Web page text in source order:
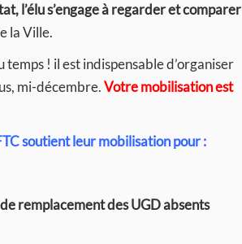
l’élu s’engage à regarder et comparer
la Ville.
! il est indispensable d’organiser
mi-décembre.Votre mobilisation est
soutient leur mobilisation pour :
remplacement des UGD absents